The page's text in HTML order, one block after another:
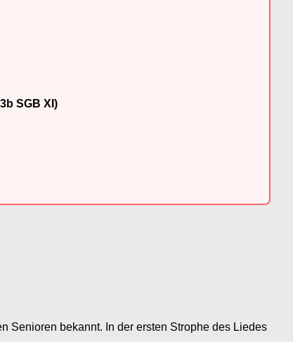
SGB XI)
Senioren bekannt. In der ersten Strophe des Liedes